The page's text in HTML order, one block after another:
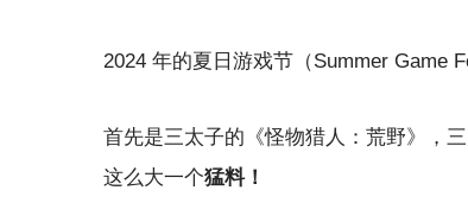
2024 年的夏日游戏节（Summer Game
首先是三太子的《怪物猎人：荒野》，
这么大一个猛料！